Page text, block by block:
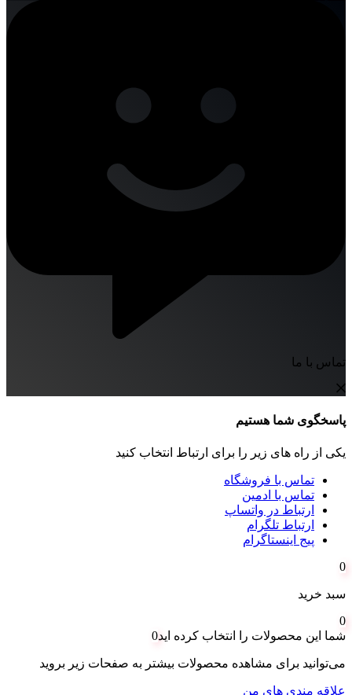
تماس با ما
پاسخگوی شما هستیم
یکی از راه های زیر را برای ارتباط انتخاب کنید
تماس با فروشگاه
تماس با ادمین
ارتباط در واتساپ
ارتباط تلگرام
پیج اینستاگرام
0
سبد خرید
0
شما این محصولات را انتخاب کرده اید0
می‌توانید برای مشاهده محصولات بیشتر به صفحات زیر بروید
علاقه مندی های من